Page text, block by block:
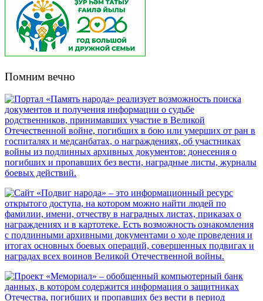
Помним вечно